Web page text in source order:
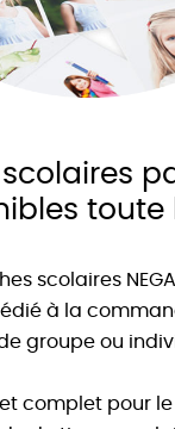
toute
scolaires
à la
groupe ou
complet pour